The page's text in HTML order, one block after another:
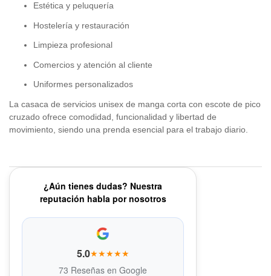
Estética y peluquería
Hostelería y restauración
Limpieza profesional
Comercios y atención al cliente
Uniformes personalizados
La casaca de servicios unisex de manga corta con escote de pico
cruzado ofrece comodidad, funcionalidad y libertad de
movimiento, siendo una prenda esencial para el trabajo diario.
¿Aún tienes dudas? Nuestra
reputación habla por nosotros
5.0★★★★★
73 Reseñas en Google